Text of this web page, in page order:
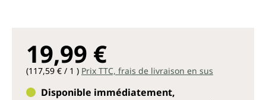
19,99 €
(117,59 € / 1 ) Prix TTC, frais de livraison en sus
Disponible immédiatement,